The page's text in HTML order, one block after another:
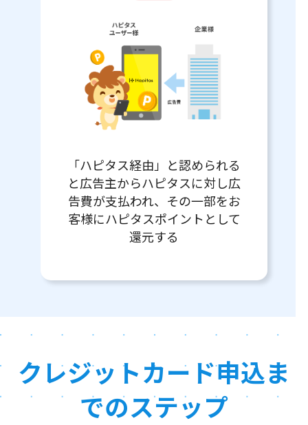
「ハピタス経由」と認められる
と広告主からハピタスに対し広
告費が支払われ、その一部をお
客様にハピタスポイントとして
還元する
クレジットカード申込ま
でのステップ